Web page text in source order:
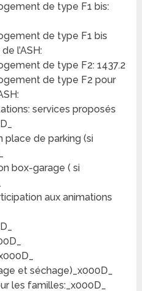
de type F1 bis:
de type F1 bis
l’ASH:
de type F2: 1437.2
de type F2 pour
services proposés
place de parking (si
box-garage ( si
aux animations
et séchage)_x000D_
les familles:_x000D_